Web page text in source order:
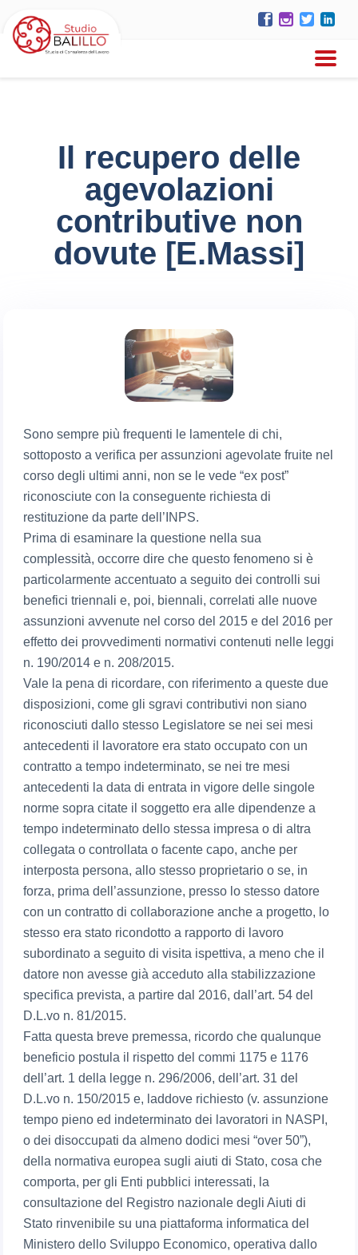
Il recupero delle
agevolazioni
contributive non
dovute [E.Massi]
Sono sempre più frequenti le lamentele di chi,
sottoposto a verifica per assunzioni agevolate fruite nel
corso degli ultimi anni, non se le vede “ex post”
riconosciute con la conseguente richiesta di
restituzione da parte dell’INPS.
Prima di esaminare la questione nella sua
complessità, occorre dire che questo fenomeno si è
particolarmente accentuato a seguito dei controlli sui
benefici triennali e, poi, biennali, correlati alle nuove
assunzioni avvenute nel corso del 2015 e del 2016 per
effetto dei provvedimenti normativi contenuti nelle leggi
n. 190/2014 e n. 208/2015.
Vale la pena di ricordare, con riferimento a queste due
disposizioni, come gli sgravi contributivi non siano
riconosciuti dallo stesso Legislatore se nei sei mesi
antecedenti il lavoratore era stato occupato con un
contratto a tempo indeterminato, se nei tre mesi
antecedenti la data di entrata in vigore delle singole
norme sopra citate il soggetto era alle dipendenze a
tempo indeterminato dello stessa impresa o di altra
collegata o controllata o facente capo, anche per
interposta persona, allo stesso proprietario o se, in
forza, prima dell’assunzione, presso lo stesso datore
con un contratto di collaborazione anche a progetto, lo
stesso era stato ricondotto a rapporto di lavoro
subordinato a seguito di visita ispettiva, a meno che il
datore non avesse già acceduto alla stabilizzazione
specifica prevista, a partire dal 2016, dall’art. 54 del
D.L.vo n. 81/2015.
Fatta questa breve premessa, ricordo che qualunque
beneficio postula il rispetto del commi 1175 e 1176
dell’art. 1 della legge n. 296/2006, dell’art. 31 del
D.L.vo n. 150/2015 e, laddove richiesto (v. assunzione
tempo pieno ed indeterminato dei lavoratori in NASPI,
o dei disoccupati da almeno dodici mesi “over 50”),
della normativa europea sugli aiuti di Stato, cosa che
comporta, per gli Enti pubblici interessati, la
consultazione del Registro nazionale degli Aiuti di
Stato rinvenibile su una piattaforma informatica del
Ministero dello Sviluppo Economico, operativa dallo